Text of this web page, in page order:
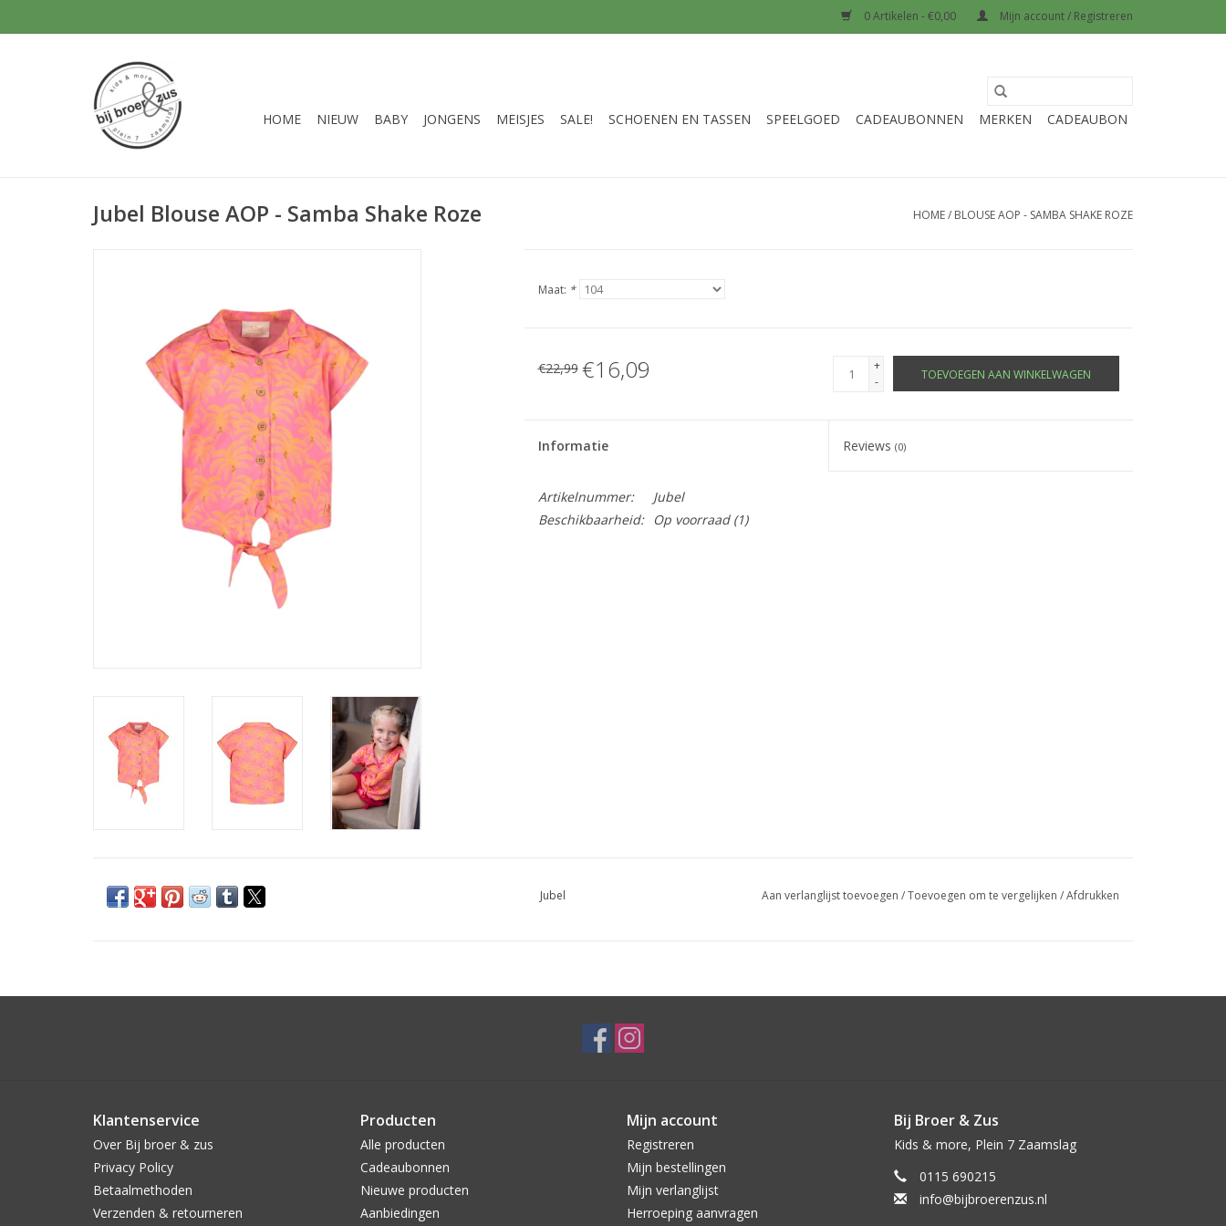
0 Artikelen - €0,00 Mijn account / Registreren
HOME NIEUW BABY JONGENS MEISJES SALE! SCHOENEN EN TASSEN SPEELGOED CADEAUBONNEN MERKEN CADEAUBON
Jubel Blouse AOP - Samba Shake Roze HOME/ BLOUSE AOP - SAMBA SHAKE ROZE
Maat: *
€22,99 €16,09
+
-
TOEVOEGEN AAN WINKELWAGEN
Informatie Reviews(0)
Artikelnummer:
Jubel
Beschikbaarheid:
Op voorraad(1)
Jubel Aan verlanglijst toevoegen /Toevoegen om te vergelijken /Afdrukken
Klantenservice
Over Bij broer & zus
Privacy Policy
Betaalmethoden
Verzenden & retourneren
Producten
Alle producten
Cadeaubonnen
Nieuwe producten
Aanbiedingen
Mijn account
Registreren
Mijn bestellingen
Mijn verlanglijst
Herroeping aanvragen
Bij Broer & Zus
Kids & more, Plein 7 Zaamslag
0115 690215
info@bijbroerenzus.nl